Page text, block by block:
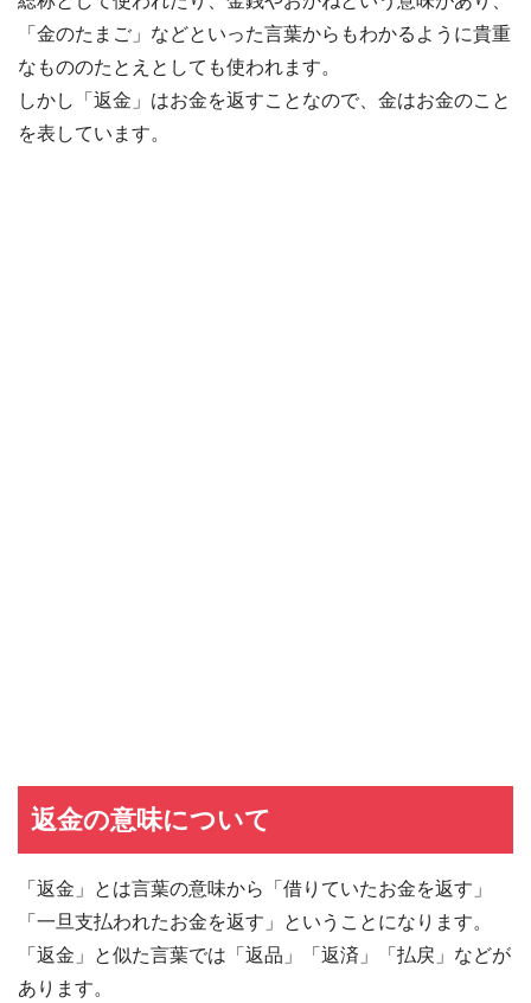
「金のたまご」などといった言葉からもわかるように貴重
なもののたとえとしても使われます。
しかし「返金」はお金を返すことなので、金はお金のこと
を表しています。
返金の意味について
「返金」とは言葉の意味から「借りていたお金を返す」
「一旦支払われたお金を返す」ということになります。
「返金」と似た言葉では「返品」「返済」「払戻」などが
あります。